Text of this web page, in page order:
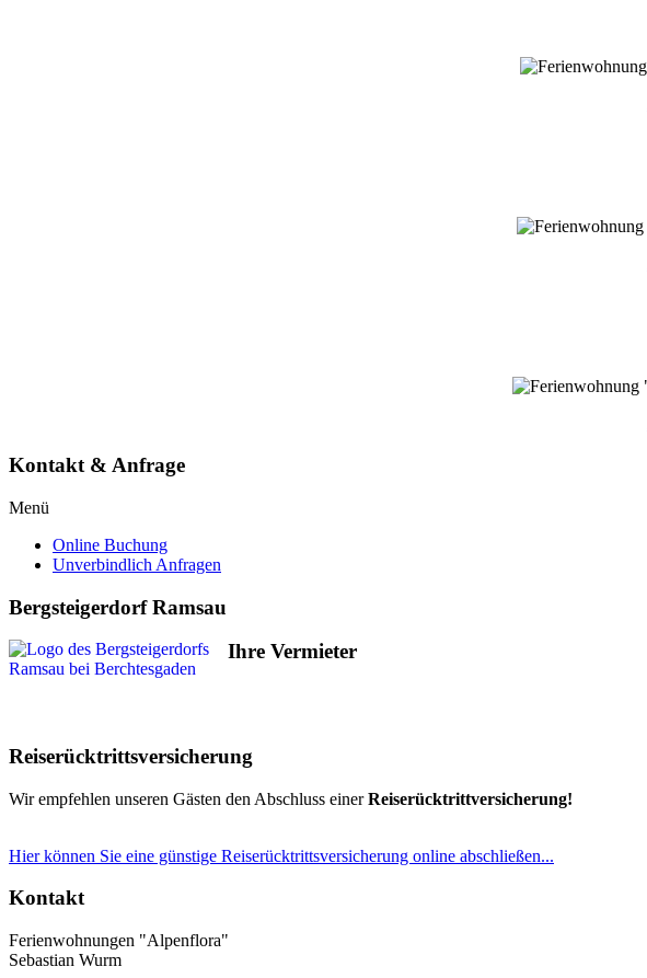
Kontakt & Anfrage
Menü
Online Buchung
Unverbindlich Anfragen
Bergsteigerdorf Ramsau
Ihre Vermieter
Reiserücktrittsversicherung
Wir empfehlen unseren Gästen den Abschluss einerReiserücktrittversicherung!
Hier können Sie eine günstige Reiserücktrittsversicherung online abschließen...
Kontakt
Ferienwohnungen "Alpenflora"
Sebastian Wurm